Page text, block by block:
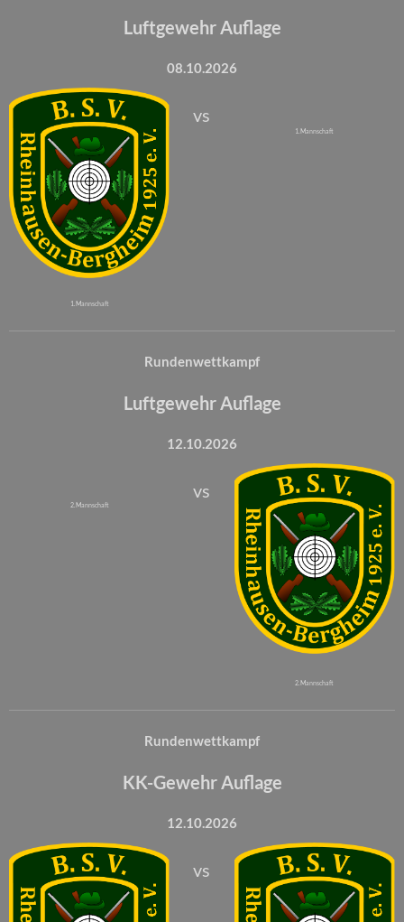
Luftgewehr Auflage
08.10.2026
1. Mannschaft
vs
1. Mannschaft
Rundenwettkampf
Luftgewehr Auflage
12.10.2026
2. Mannschaft
vs
2. Mannschaft
Rundenwettkampf
KK-Gewehr Auflage
12.10.2026
vs